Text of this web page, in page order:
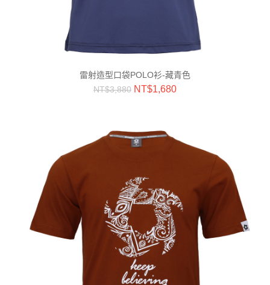
雷射造型口袋POLO衫-藏青色
NT$3,880 NT$1,680